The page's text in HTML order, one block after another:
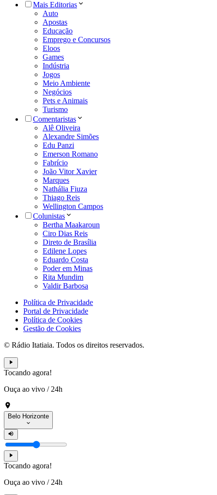
Mais Editorias
Auto
Apostas
Educação
Emprego e Concursos
Eloos
Games
Indústria
Jogos
Meio Ambiente
Negócios
Pets e Animais
Turismo
Comentaristas
Alê Oliveira
Alexandre Simões
Edu Panzi
Emerson Romano
Fabrício
João Vitor Xavier
Marques
Nathália Fiuza
Thiago Reis
Wellington Campos
Colunistas
Bertha Maakaroun
Ciro Dias Reis
Direto de Brasília
Edilene Lopes
Eduardo Costa
Poder em Minas
Rita Mundim
Valdir Barbosa
Política de Privacidade
Portal de Privacidade
Política de Cookies
Gestão de Cookies
© Rádio Itatiaia. Todos os direitos reservados.
Tocando agora!
Ouça ao vivo / 24h
Belo Horizonte
Tocando agora!
Ouça ao vivo / 24h